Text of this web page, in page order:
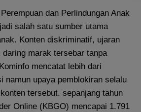
dan Perlindungan Anak
salah satu sumber utama
Konten diskriminatif, ujaran
marak tersebar tanpa
mencatat lebih dari
namun upaya pemblokiran selalu
tersebut. sepanjang tahun
Online (KBGO) mencapai 1.791